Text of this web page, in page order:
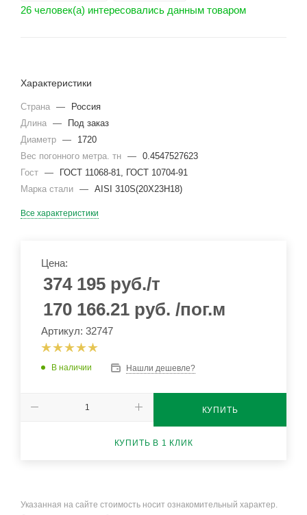
26 человек(а) интересовались данным товаром
Характеристики
Страна —
Россия
Длина —
Под заказ
Диаметр —
1720
Вес погонного метра. тн — 0.4547527623
Гост —
ГОСТ 11068-81, ГОСТ 10704-91
Марка стали — AISI 310S(20Х23Н18)
Все характеристики
Цена:
374 195 руб./т
170 166.21 руб. /пог.м
Артикул: 32747
В наличии Нашли дешевле?
КУПИТЬ
КУПИТЬ В 1 КЛИК
Указанная на сайте стоимость носит ознакомительный характер.